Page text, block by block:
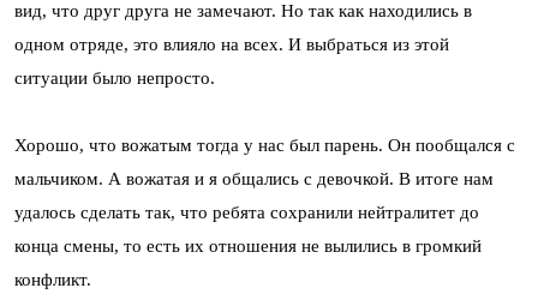
вид, что друг друга не замечают. Но так как находились в
одном отряде, это влияло на всех. И выбраться из этой
ситуации было непросто.
Хорошо, что вожатым тогда у нас был парень. Он пообщался с
мальчиком. А вожатая и я общались с девочкой. В итоге нам
удалось сделать так, что ребята сохранили нейтралитет до
конца смены, то есть их отношения не вылились в громкий
конфликт.